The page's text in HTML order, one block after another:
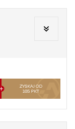
ZYSKAJ OD
165 PKT